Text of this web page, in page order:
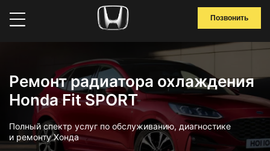
Позвонить
Ремонт радиатора охлаждения
Honda Fit SPORT
Полный спектр услуг по обслуживанию, диагностике
и ремонту Хонда